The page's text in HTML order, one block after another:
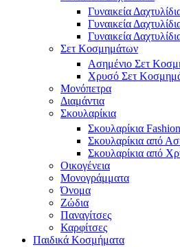
Γυναικεία
Γυναικεία
Γυναικεία
Σετ Κοσμημάτων
Ασημένιο Σετ
Χρυσό Σετ
Μονόπετρα
Διαμάντια
Σκουλαρίκια
Σκουλαρίκια Fashion
Σκουλαρίκια από
Σκουλαρίκια από
Οικογένεια
Μονογράμματα
Όνομα
Ζώδια
Παναγίτσες
Καρφίτσες
Παιδικά Κοσμήματα